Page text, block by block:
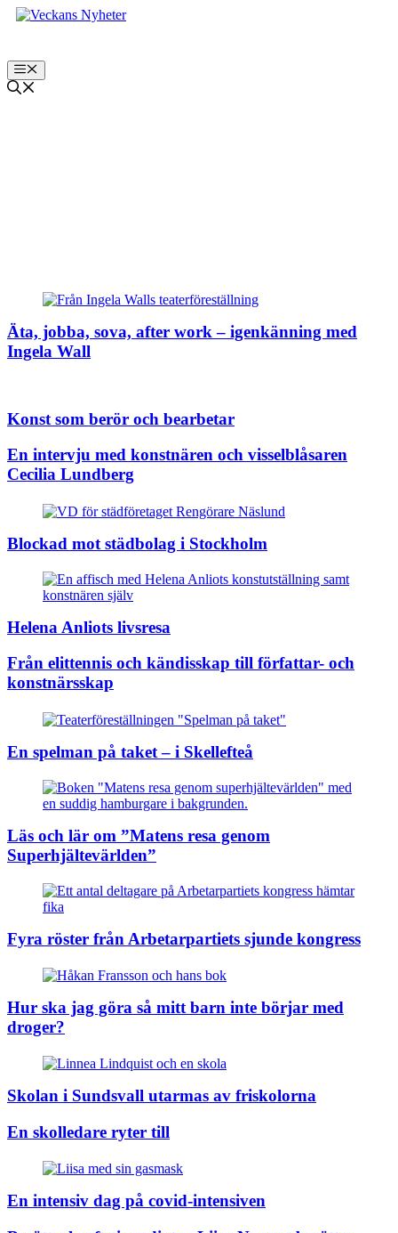
Hoppa
Meny
Äta, jobba, sova, after work – igenkänning med
Ingela Wall
Konst som berör och bearbetar
En intervju med konstnären och visselblåsaren
Cecilia Lundberg
Blockad mot städbolag i Stockholm
Helena Anliots livsresa
Från elittennis och kändisskap till författar- och
konstnärsskap
En spelman på taket – i Skellefteå
Läs och lär om ”Matens resa genom
Superhjältevärlden”
Fyra röster från Arbetarpartiets sjunde kongress
Hur ska jag göra så mitt barn inte börjar med
droger?
Skolan i Sundsvall utarmas av friskolorna
En skolledare ryter till
En intensiv dag på covid-intensiven